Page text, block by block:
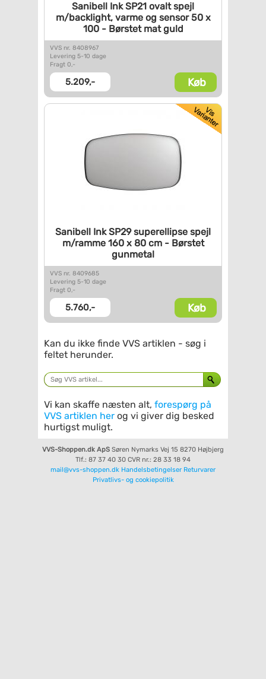
Sanibell Ink SP21 ovalt spejl
m/backlight, varme og sensor50 x
100 - Børstet mat guld
VVS nr. 8408967
Levering 5-10 dage
Fragt 0,-
5.209,- Køb
Sanibell Ink SP29 superellipse spejl
m/ramme 160 x 80 cm -Børstet
gunmetal
VVS nr. 8409685
Levering 5-10 dage
Fragt 0,-
5.760,- Køb
Kan du ikke finde VVS artiklen - søg i
feltet herunder.
Vi kan skaffe næsten alt, forespørg på
VVS artiklen her og vi giver dig besked
hurtigst muligt.
VVS-Shoppen.dk ApS Søren Nymarks Vej 15 8270 Højbjerg
Tlf.: 87 37 40 30 CVR nr.: 28 33 18 94
mail@vvs-shoppen.dk Handelsbetingelser Returvarer
Privatlivs- og cookiepolitik